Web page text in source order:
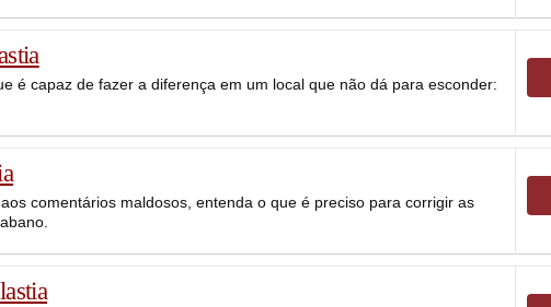
é capaz de fazer a diferença em um local que não dá para esconder:
comentários maldosos, entenda o que é preciso para corrigir as